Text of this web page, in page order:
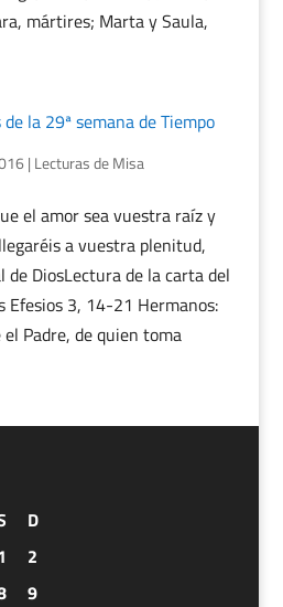
mártires; Marta y Saula,
la 29ª semana de Tiempo
| Lecturas de Misa
el amor sea vuestra raíz y
a vuestra plenitud,
DiosLectura de la carta del
Efesios 3, 14-21 Hermanos:
Padre, de quien toma
D
2
9